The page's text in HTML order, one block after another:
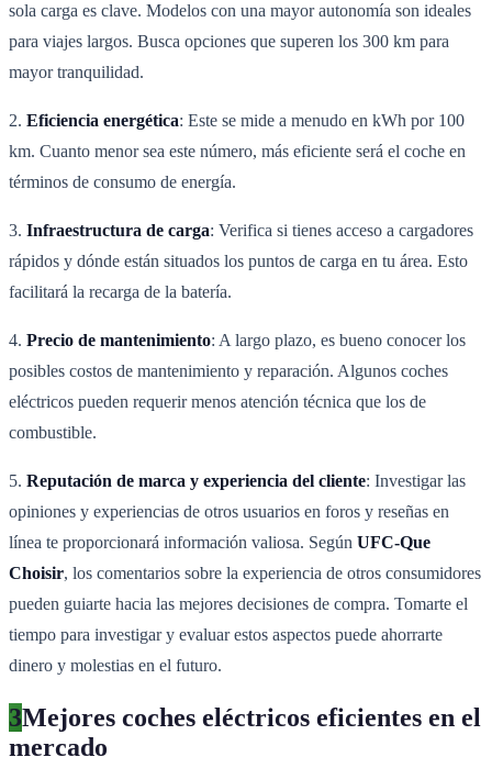
sola carga es clave. Modelos con una mayor autonomía son ideales
para viajes largos. Busca opciones que superen los 300 km para
mayor tranquilidad.
2. Eficiencia energética: Este se mide a menudo en kWh por 100
km. Cuanto menor sea este número, más eficiente será el coche en
términos de consumo de energía.
3. Infraestructura de carga: Verifica si tienes acceso a cargadores
rápidos y dónde están situados los puntos de carga en tu área. Esto
facilitará la recarga de la batería.
4. Precio de mantenimiento: A largo plazo, es bueno conocer los
posibles costos de mantenimiento y reparación. Algunos coches
eléctricos pueden requerir menos atención técnica que los de
combustible.
5. Reputación de marca y experiencia del cliente: Investigar las
opiniones y experiencias de otros usuarios en foros y reseñas en
línea te proporcionará información valiosa. Según UFC-Que
Choisir, los comentarios sobre la experiencia de otros consumidores
pueden guiarte hacia las mejores decisiones de compra. Tomarte el
tiempo para investigar y evaluar estos aspectos puede ahorrarte
dinero y molestias en el futuro.
3Mejores coches eléctricos eficientes en el
mercado